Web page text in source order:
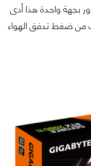
بجهة واحدة هذا أدى
من ضغط تدفق الهواء